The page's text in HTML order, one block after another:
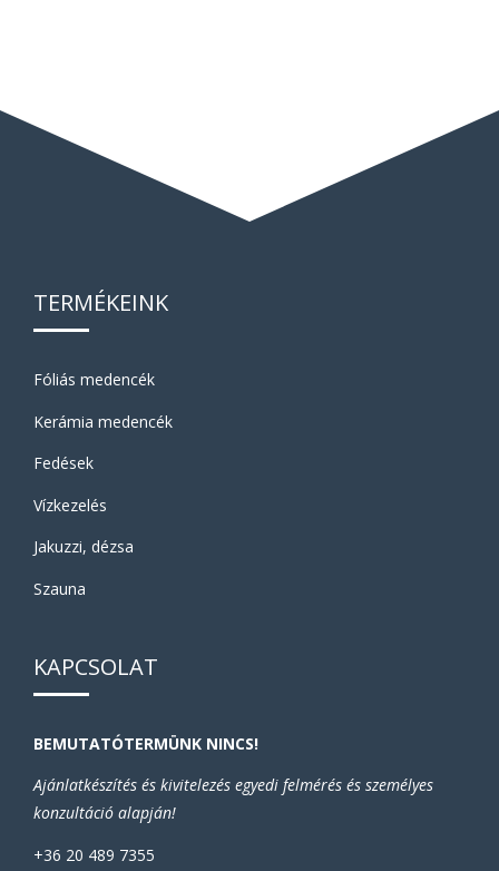
TERMÉKEINK
Fóliás medencék
Kerámia medencék
Fedések
Vízkezelés
Jakuzzi, dézsa
Szauna
KAPCSOLAT
BEMUTATÓTERMÜNK NINCS!
Ajánlatkészítés és kivitelezés egyedi felmérés és személyes
konzultáció alapján!
+36 20 489 7355